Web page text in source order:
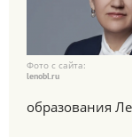
Фото с сайта:
lenobl.ru
образования